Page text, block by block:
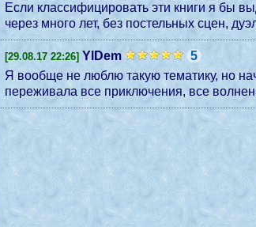
Если классифицировать эти книги я бы
через много лет, без постельных сцен,
[29.08.17 22:26] YlDem
5
Я вообще не люблю такую тематику, но
переживала все приключения, все